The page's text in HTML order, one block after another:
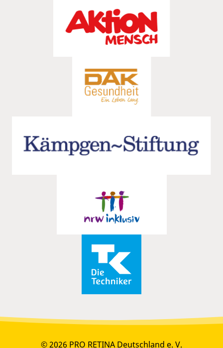
© 2026 PRO RETINA Deutschland e. V.